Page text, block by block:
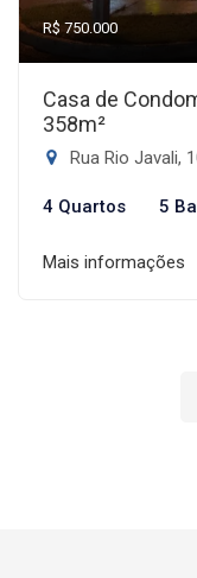
R$ 750.000
Casa de
358m²
Rua Rio Javali,
4 Quartos 5
Mais informações